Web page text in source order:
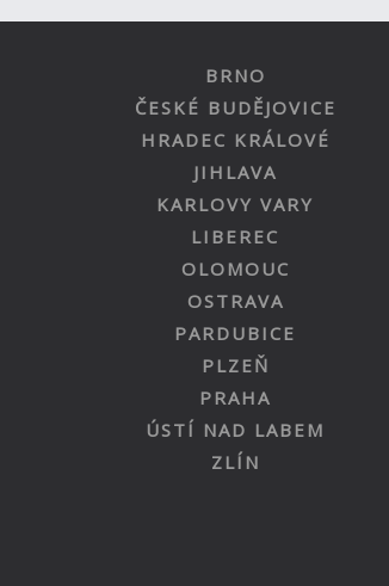
BRNO
ČESKÉ BUDĚJOVICE
HRADEC KRÁLOVÉ
JIHLAVA
KARLOVY VARY
LIBEREC
OLOMOUC
OSTRAVA
PARDUBICE
PLZEŇ
PRAHA
ÚSTÍ NAD LABEM
ZLÍN